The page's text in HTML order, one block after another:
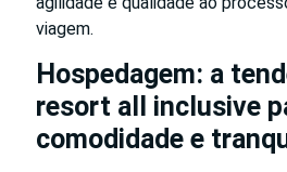
viagem.
Hospedagem: a
resort all inclusive
comodidade e